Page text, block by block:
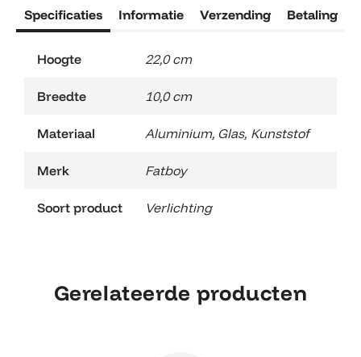
Specificaties Informatie Verzending Betaling
Hoogte 22,0 cm
Breedte 10,0 cm
Materiaal Aluminium, Glas, Kunststof
Merk Fatboy
Soort product Verlichting
Gerelateerde producten